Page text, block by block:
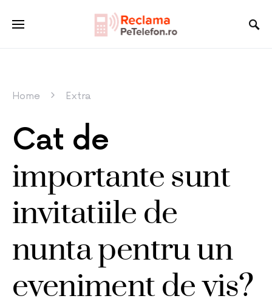
Home Extra
Cat de
importante sunt
invitatiile de
nunta pentru un
eveniment de vis?